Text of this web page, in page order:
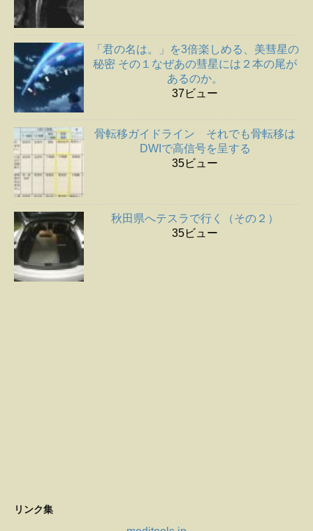
「君の名は。」を3倍楽しめる、美彗星の
秘密 その１なぜあの彗星には２本の尾が
あるのか。
37ビュー
骨転移ガイドライン それでも骨転移は
DWIで高信号を呈する
35ビュー
秋田県へテスラで行く（その２）
35ビュー
リンク集